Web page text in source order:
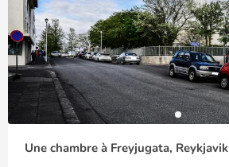
Une chambre à Freyjugata, Reykjavik